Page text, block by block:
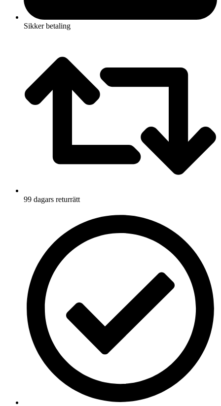
Sikker betaling
99 dagars returrätt